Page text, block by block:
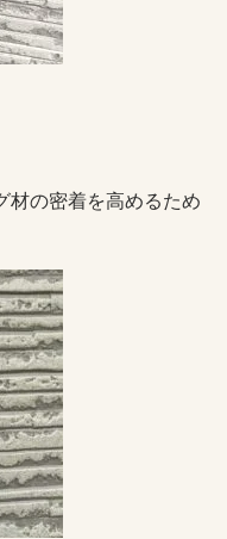
材の密着を高めるため